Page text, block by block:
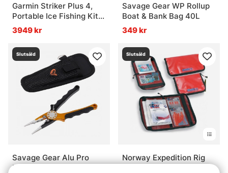
Garmin Striker Plus 4,
Portable Ice Fishing Kit
w/ Dual Beam
3949 kr
Savage Gear WP Rollup
Boat & Bank Bag 40L
349 kr
Slutsåld
Savage Gear Alu Pro
Plier M
Slutsåld
Norway Expedition Rig